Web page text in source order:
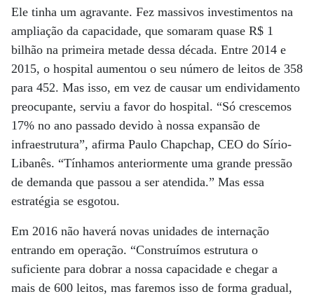
Ele tinha um agravante. Fez massivos investimentos na
ampliação da capacidade, que somaram quase R$ 1
bilhão na primeira metade dessa década. Entre 2014 e
2015, o hospital aumentou o seu número de leitos de 358
para 452. Mas isso, em vez de causar um endividamento
preocupante, serviu a favor do hospital. “Só crescemos
17% no ano passado devido à nossa expansão de
infraestrutura”, afirma Paulo Chapchap, CEO do Sírio-
Libanês. “Tínhamos anteriormente uma grande pressão
de demanda que passou a ser atendida.” Mas essa
estratégia se esgotou.
Em 2016 não haverá novas unidades de internação
entrando em operação. “Construímos estrutura o
suficiente para dobrar a nossa capacidade e chegar a
mais de 600 leitos, mas faremos isso de forma gradual,